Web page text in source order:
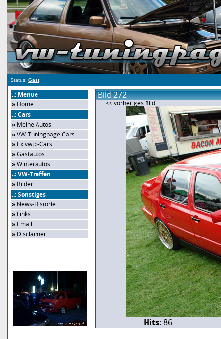
Status: Gast
..: Menue
» Home
..: Cars
» Meine Autos
»VW-Tuningpage Cars
» Ex vwtp-Cars
»Gastautos
»Winterautos
..: VW-Treffen
» Bilder
..: Sonstiges
» News-Historie
» Links
» Email
» Disclaimer
Bild 272
<< vorheriges Bild
Hits: 86